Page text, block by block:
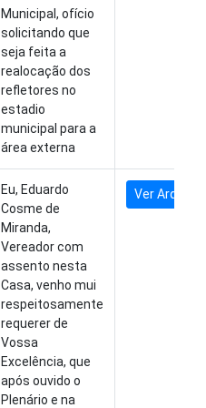
Municipal, ofício
solicitando que
seja feita a
realocação dos
refletores no
estadio
municipal para a
área externa
Eu, Eduardo
Cosme de
Miranda,
Vereador com
assento nesta
Casa, venho mui
respeitosamente
requerer de
Vossa
Excelência, que
após ouvido o
Plenário e na
Ver Arquivo